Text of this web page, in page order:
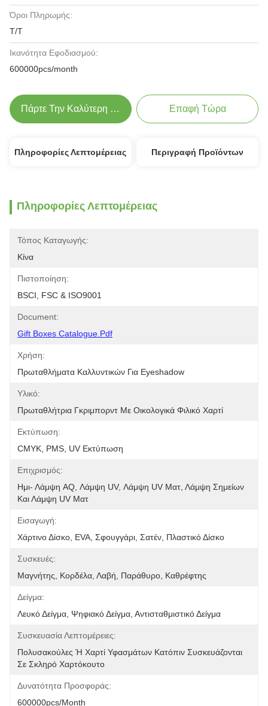
Όροι Πληρωμής:
Τ/Τ
Ικανότητα Εφοδιασμού:
600000pcs/month
Πάρτε Την Καλύτερη Τιμή Επαφή Τώρα
Πληροφορίες Λεπτομέρειας Περιγραφή Προϊόντων
Πληροφορίες Λεπτομέρειας
Τόπος Καταγωγής:
Κίνα
Πιστοποίηση:
BSCI, FSC & ISO9001
Document:
Gift Boxes Catalogue.pdf
Χρήση:
Πρωταθλήματα Καλλυντικών Για Eyeshadow
Υλικό:
Πρωταθλήτρια Γκριμπορντ Με Οικολογικά Φιλικό Χαρτί
Εκτύπωση:
CMYK, PMS, UV Εκτύπωση
Επιχρισμός:
Ημι- Λάμψη AQ, Λάμψη UV, Λάμψη UV Ματ, Λάμψη Σημείων
Και Λάμψη UV Ματ
Εισαγωγή:
Χάρτινο Δίσκο, EVA, Σφουγγάρι, Σατέν, Πλαστικό Δίσκο
Συσκευές:
Μαγνήτης, Κορδέλα, Λαβή, Παράθυρο, Καθρέφτης
Δείγμα:
Λευκό Δείγμα, Ψηφιακό Δείγμα, Αντισταθμιστικό Δείγμα
Συσκευασία Λεπτομέρειες:
Πολυσακούλες Ή Χαρτί Υφασμάτων Κατόπιν Συσκευάζονται
Σε Σκληρό Χαρτόκουτο
Δυνατότητα Προσφοράς:
600000pcs/month